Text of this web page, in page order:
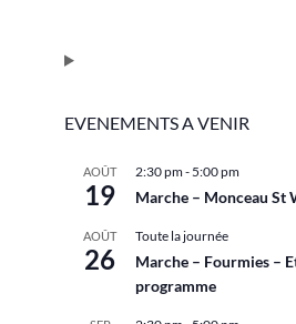
EVENEMENTS A VENIR
AOÛT
19
2:30 pm- 5:00 pm
Marche – Monceau St
AOÛT
26
Toute la journée
Marche – Fourmies –
programme